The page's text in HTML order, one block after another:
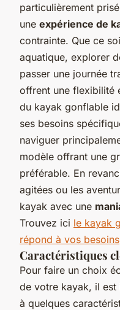
particulièrement
une expérience de
contrainte. Que ce
aquatique, explorer
passer une journée
offrent une flexibilité
du kayak gonflable
ses besoins
naviguer
modèle offrant une
préférable. En
agitées ou les
kayak avec une
Trouvez ici le kayak
répond à vos besoins
Caractéristiques
Pour faire un choix
de votre kayak, il
à quelques